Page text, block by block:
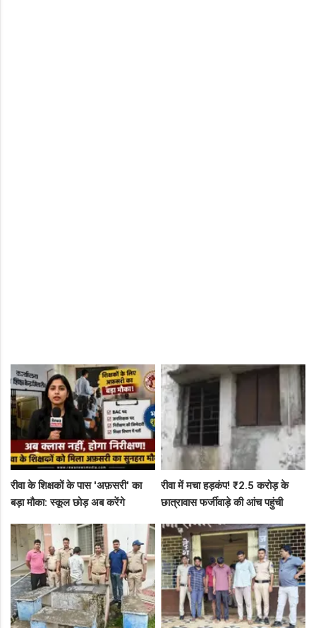
रीवा के शिक्षकों के पास 'अफ़सरी' का
बड़ा मौका: स्कूल छोड़ अब करेंगे
पर निकली भर्ती!
रीवा में मचा हड़कंप! ₹2.5 करोड़ के
छात्रावास फर्जीवाड़े की आंच पहुंची
एक्शन लेटर